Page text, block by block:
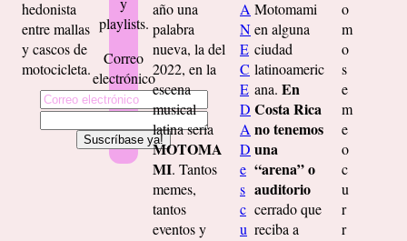
hedonista
entre mallas
y cascos de
motocicleta.
playlists.
Correo
electrónico
año una
palabra
nueva, la del
2022, en la
escena
musical
latina sería
MOTOMA
MI. Tantos
memes,
tantos
eventos y
A
N
E
C
E
D
A
D
e
s
c
u
Motomami
en alguna
ciudad
latinoameric
ana. En
Costa Rica
no tenemos
una
“arena” o
auditorio
cerrado que
reciba a
o
m
o
s
e
m
e
o
c
u
r
r